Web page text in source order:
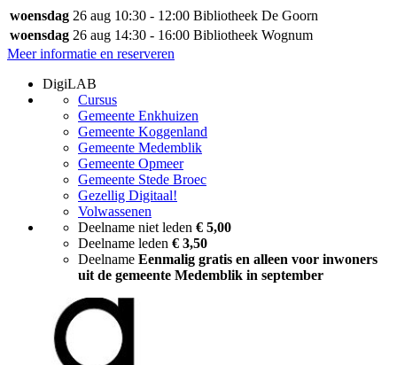
woensdag 26 aug 10:30 - 12:00 Bibliotheek De Goorn
woensdag 26 aug 14:30 - 16:00 Bibliotheek Wognum
Meer informatie en reserveren
DigiLAB
Cursus
Gemeente Enkhuizen
Gemeente Koggenland
Gemeente Medemblik
Gemeente Opmeer
Gemeente Stede Broec
Gezellig Digitaal!
Volwassenen
Deelname niet leden € 5,00
Deelname leden € 3,50
Deelname Eenmalig gratis en alleen voor inwoners
uit de gemeente Medemblik in september